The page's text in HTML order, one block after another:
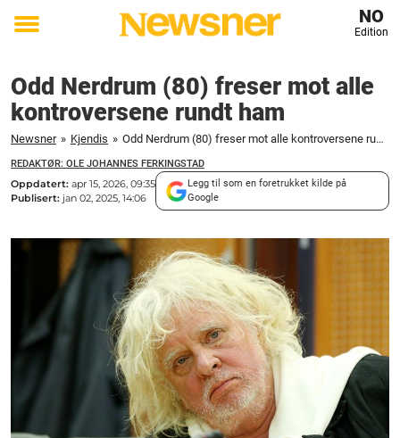
Toggle
NO
Edition
Odd Nerdrum (80) freser mot alle
kontroversene rundt ham
Newsner » Kjendis » Odd Nerdrum (80) freser mot alle kontroversene rundt ham
REDAKTØR: OLE JOHANNES FERKINGSTAD
Oppdatert: apr 15, 2026, 09:35
Publisert: jan 02, 2025, 14:06
Legg til som en foretrukket kilde på
Google